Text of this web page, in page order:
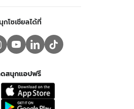
โซเชียลได้ที่
ดสนุกแอปฟรี